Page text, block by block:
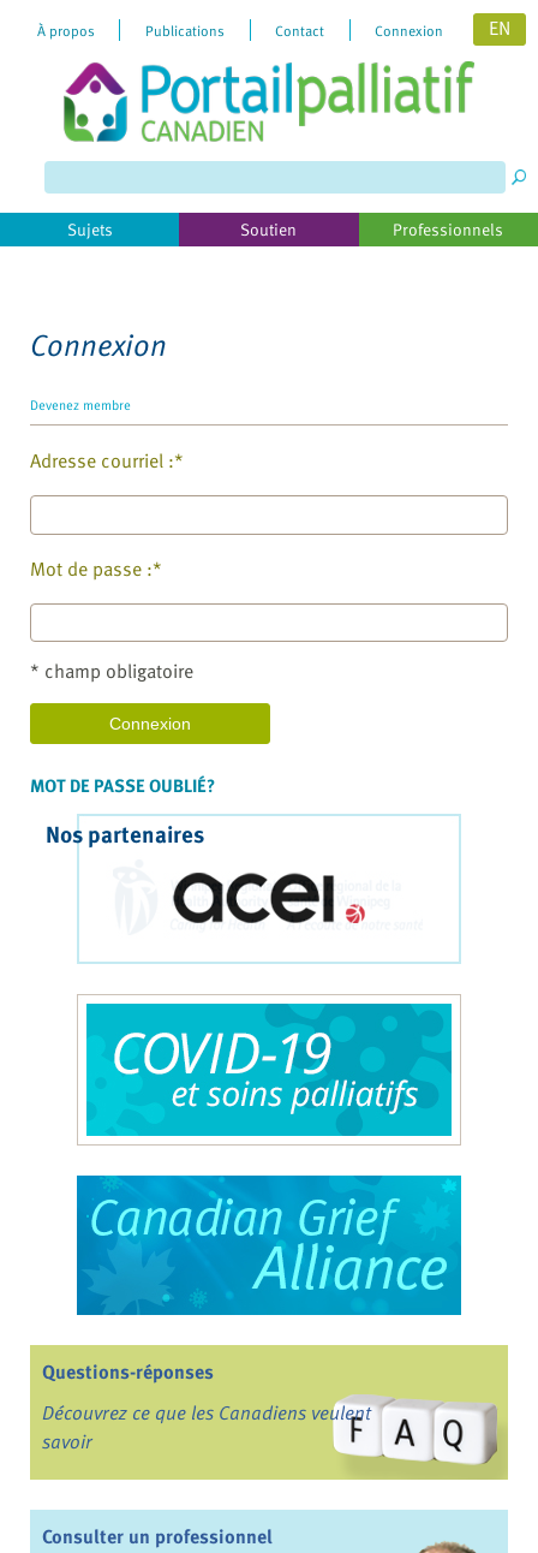
website
includes
an
À propos Publications Contact Connexion EN
Sujets Soutien Professionnels
Connexion
Devenez membre
Adresse courriel :*
Mot de passe :*
* champ obligatoire
MOT DE PASSE OUBLIÉ?
Nos partenaires
Questions-réponses
Découvrez ce que les Canadiens veulent
savoir
Consulter un professionnel